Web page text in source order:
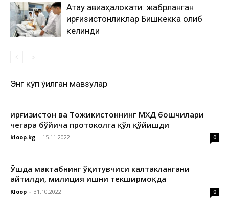
Ақтау авиаҳалокати: жабрланган
қирғизистонликлар Бишкекка олиб
келинди
Энг кўп ўқилган мавзулар
Қирғизистон ва Тожикистоннинг МХДҚ бошчилари
чегара бўйича протоколга қўл қўйишди
kloop.kg - 15.11.2022 0
Ўшда мактабнинг ўқитувчиси калтаклангани
айтилди, милиция ишни текширмоқда
Kloop - 31.10.2022 0